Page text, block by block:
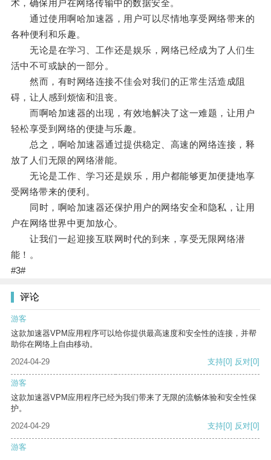
术，确保用户在网络传输中的数据安全。
通过使用啊哈加速器，用户可以尽情地享受网络带来的
各种便利和乐趣。
无论是在学习、工作还是娱乐，网络已经成为了人们生
活中不可或缺的一部分。
然而，有时网络连接不佳会对我们的正常生活造成阻
碍，让人感到烦恼和沮丧。
而啊哈加速器的出现，有效地解决了这一难题，让用户
轻松享受到网络的便捷与乐趣。
总之，啊哈加速器通过提供稳定、高速的网络连接，释
放了人们无限的网络潜能。
无论是工作、学习还是娱乐，用户都能够更加便捷地享
受网络带来的便利。
同时，啊哈加速器还保护用户的网络安全和隐私，让用
户在网络世界中更加放心。
让我们一起迎接互联网时代的到来，享受无限网络潜
能！。
#3#
评论
游客
这款加速器VPM应用程序可以给你提供最高速度和安全性的连接，并帮
助你在网络上自由移动。
2024-04-29
支持[0] 反对[0]
游客
这款加速器VPM应用程序已经为我们带来了无限的流畅体验和安全性保
护。
2024-04-29
支持[0] 反对[0]
游客